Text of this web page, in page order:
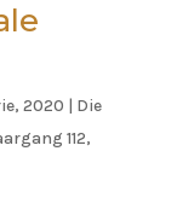
2020 | Die
112,